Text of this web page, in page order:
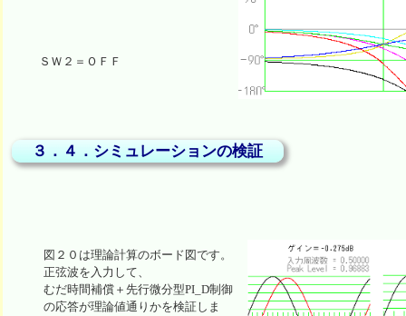
ＳＷ２＝ＯＦＦ
３．４．シミュレーションの検証
図２０は理論計算のボード図です。
正弦波を入力して、
むだ時間補償＋先行微分型PI_D制御
の応答が理論値通りかを検証しま